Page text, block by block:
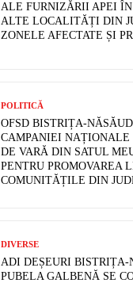
ALE FURNIZĂRII APEI
ALTE LOCALITĂȚI DIN
ZONELE AFECTATE ȘI
POLITICĂ
OFSD BISTRIȚA-
CAMPANIEI NAȚIONALE
DE VARĂ DIN SATUL
PENTRU PROMOVAREA
COMUNITĂȚILE DIN
DIVERSE
ADI DEȘEURI BISTRIȚA-
PUBELA GALBENĂ SE